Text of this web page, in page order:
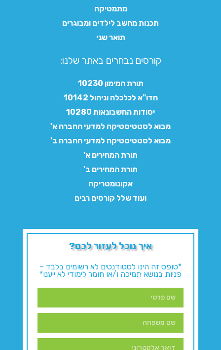
מתמטיקה
תכנות מחשב לילדים ומבוגרים
תואר שני
קורסים נבחרים באתר שלנו:​
תורת המימון 10230
חדו"א לכלכלה וניהול 10142
יסודות החשבונאות 10280
מבוא לסטטיסטיקה למדעי החברה א'
מבוא לסטטיסטיקה למדעי החברה ב'
תורת המחירים א'
תורת המחירים ב'
אקונומטריקה
ועוד שלל קורסים רבים
איך נוכל לעזור לכם?
*טופס זה הינו לסטודנטים לא רשומים בלבד –
פניות בנושא תמיכה ו/או חומר לימודי לא ייענו*